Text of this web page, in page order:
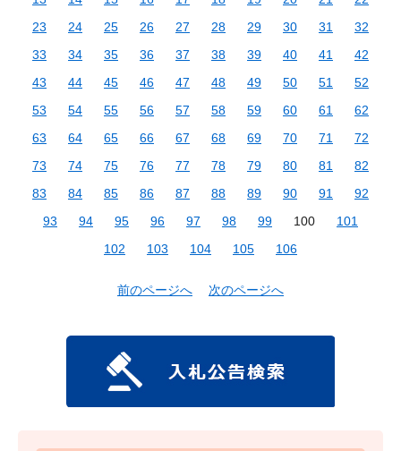
23
24 25 26 27 28 29 30 31
32
33
34 35 36 37 38 39 40 41
42
43
44 45 46 47 48 49 50 51
52
53
54 55 56 57 58 59 60 61
62
63
64 65 66 67 68 69 70 71
72
73
74 75 76 77 78 79 80 81
82
83
84 85 86 87 88 89 90 91
92
93
94 95 96 97 98 99 100
101
102
103 104 105 106
前のページへ 次のページへ